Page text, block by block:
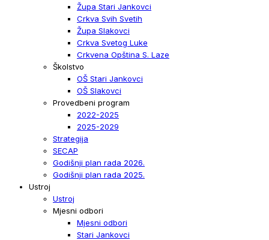
Župa Stari Jankovci
Crkva Svih Svetih
Župa Slakovci
Crkva Svetog Luke
Crkvena Opština S. Laze
Školstvo
OŠ Stari Jankovci
OŠ Slakovci
Provedbeni program
2022-2025
2025-2029
Strategija
SECAP
Godišnji plan rada 2026.
Godišnji plan rada 2025.
Ustroj
Ustroj
Mjesni odbori
Mjesni odbori
Stari Jankovci